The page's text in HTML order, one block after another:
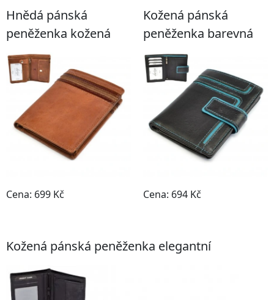
Hnědá pánská
peněženka kožená
Cena: 699 Kč
Kožená pánská
peněženka barevná
Cena: 694 Kč
Kožená pánská peněženka elegantní